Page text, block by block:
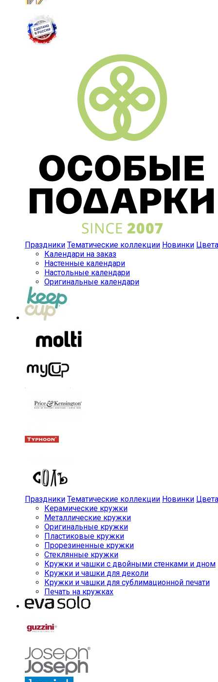
Праздники Тематические коллекции Новинки Цвета
Календари на заказ
Настенные календари
Настольные календари
Оригинальные календари
Праздники Тематические коллекции Новинки Цвета
Керамические кружки
Металлические кружки
Оригинальные кружки
Пластиковые кружки
Прорезиненные кружки
Стеклянные кружки
Кружки и чашки с двойными стенками и дном
Кружки и чашки для деколи
Кружки и чашки для сублимационной печати
Печать на кружках